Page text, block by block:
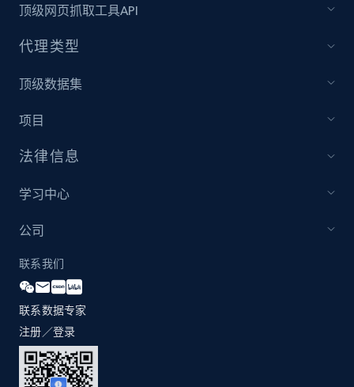
顶级网页抓取工具API
代理类型
顶级数据集
项目
法律信息
学习中心
公司
联系我们
联系数据专家
注册／登录